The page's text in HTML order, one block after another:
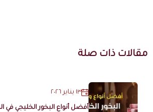
مقالات ذات صلة
١٣ يناير ٢٠٢٦
أفضل أنواع البخور الخليجي